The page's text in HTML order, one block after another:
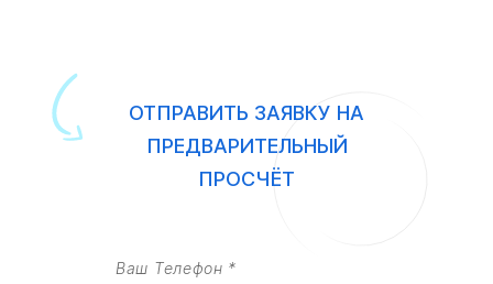
ОТПРАВИТЬ ЗАЯВКУ НА
ПРЕДВАРИТЕЛЬНЫЙ
ПРОСЧЁТ